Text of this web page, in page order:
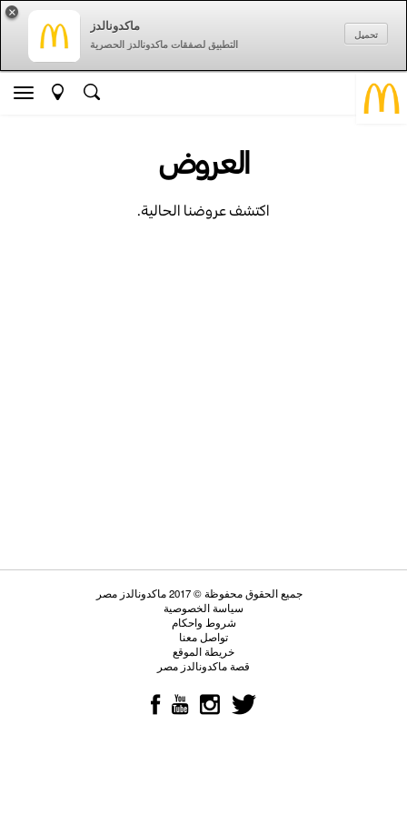
ماكدونالدز
التطبيق لصفقات ماكدونالدز الحصرية
تحميل
×
العروض
اكتشف عروضنا الحالية.
سياسة الخصوصية
شروط واحكام
تواصل معنا
خريطة الموقع
قصة ماكدونالدز مصر